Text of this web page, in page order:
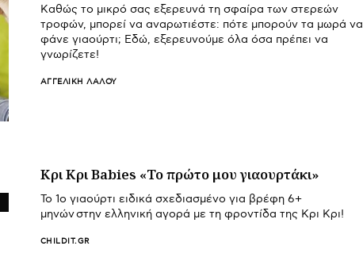
Καθώς το μικρό σας εξερευνά τη σφαίρα των στερεών
τροφών, μπορεί να αναρωτιέστε: πότε μπορούν τα μωρά να
φάνε γιαούρτι; Εδώ, εξερευνούμε όλα όσα πρέπει να
γνωρίζετε!
ΑΓΓΕΛΙΚΉ ΛΆΛΟΥ
Κρι Κρι Babies «Το πρώτο μου γιαουρτάκι»
Το 1ο γιαούρτι ειδικά σχεδιασμένο για βρέφη 6+
μηνών στην ελληνική αγορά με τη φροντίδα της Κρι Κρι!
CHILDIT.GR